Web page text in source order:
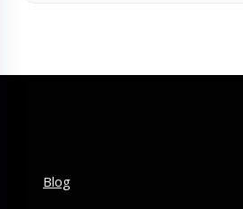
Blog